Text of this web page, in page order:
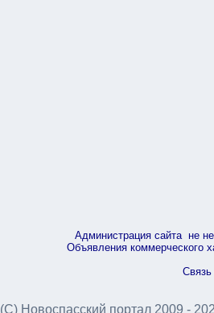
Администрация сайта не
Объявления коммерческого
(С) Новоспасский портал 2009 -